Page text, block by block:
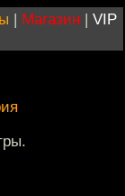
| Магазин | VIP